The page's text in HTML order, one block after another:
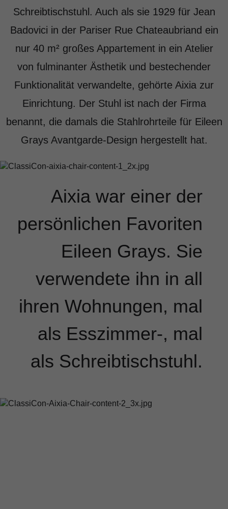
Schreibtischstuhl. Auch als sie 1929 für Jean
Badovici in der Pariser Rue Chateaubriand ein
nur 40 m² großes Appartement in ein Atelier
von fulminanter Ästhetik und bestechender
Funktionalität verwandelte, gehörte Aixia zur
Einrichtung. Der Stuhl ist nach der Firma
benannt, die damals die Stahlrohrteile für Eileen
Grays Avantgarde-Design hergestellt hat.
Aixia war einer der
persönlichen Favoriten
Eileen Grays. Sie
verwendete ihn in all
ihren Wohnungen, mal
als Esszimmer-, mal
als Schreibtischstuhl.